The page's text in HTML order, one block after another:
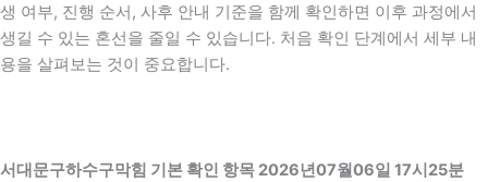
생 여부, 진행 순서, 사후 안내 기준을 함께 확인하면 이후 과정에서
생길 수 있는 혼선을 줄일 수 있습니다. 처음 확인 단계에서 세부 내
용을 살펴보는 것이 중요합니다.
서대문구하수구막힘 기본 확인 항목 2026년07월06일 17시25분